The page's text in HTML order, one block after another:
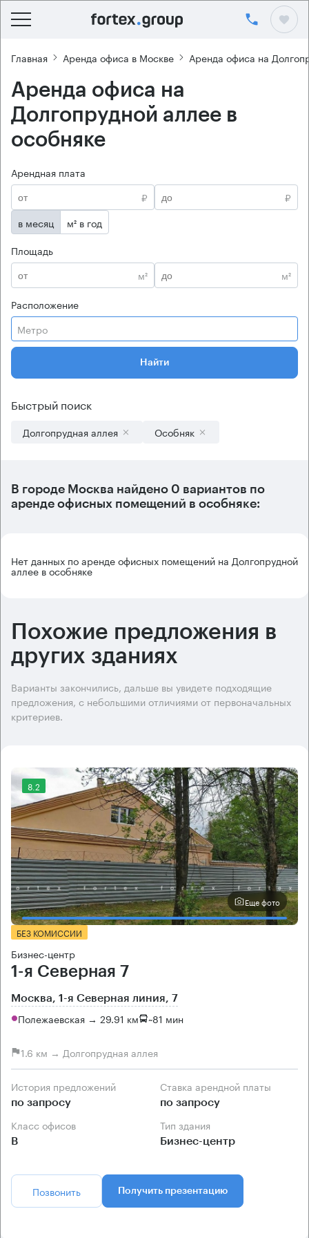
Главная Аренда офиса в Москве Аренда офиса на
Аренда офиса на
Долгопрудной аллее в
особняке
Арендная плата
₽
₽
в месяц
м² в год
Площадь
м²
м²
Расположение
Метро
Найти
Быстрый поиск
Долгопрудная аллея Особняк
В городе Москва найдено 0 вариантов по
аренде офисных помещений в особняке:
Нет данных по аренде офисных помещений на Долгопрудной
аллее в особняке
Похожие предложения в
других зданиях
Варианты закончились, дальше вы увидете подходящие
предложения, с небольшими отличиями от первоначальных
критериев.
8.2
Еще фото
БЕЗ КОМИССИИ
Бизнес-центр
1-я Северная 7
Москва, 1-я Северная линия, 7
Полежаевская → 29.91 км ~81 мин
1.6 км → Долгопрудная аллея
История предложений
по запросу
Ставка арендной платы
по запросу
Класс офисов
B
Тип здания
Бизнес-центр
Позвонить Получить презентацию